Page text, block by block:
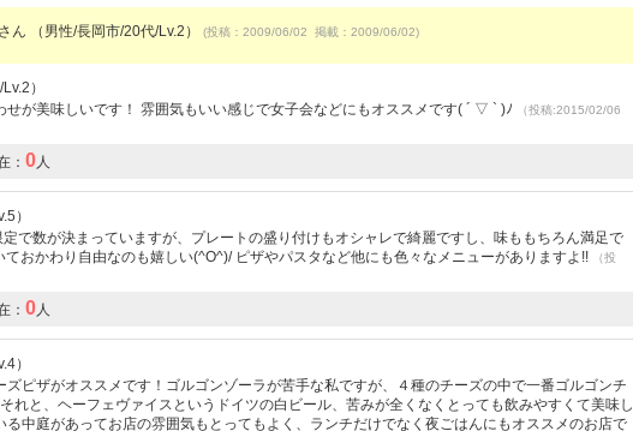
さん （男性/長岡市/20代/Lv.2） (投稿：2009/06/02 掲載：2009/06/02)
）
が美味しいです！ 雰囲気もいい感じで女子会などにもオススメです( ´ ▽ ` )ﾉ
（投稿:2015/02/06
： 0人
）
で数が決まっていますが、プレートの盛り付けもオシャレで綺麗ですし、味ももちろん満足で
おかわり自由なのも嬉しい(^O^)/ ピザやパスタなど他にも色々なメニューがありますよ!!
（投
： 0人
）
ピザがオススメです！ゴルゴンゾーラが苦手な私ですが、４種のチーズの中で一番ゴルゴンチ
れと、ヘーフェヴァイスというドイツの白ビール、苦みが全くなくとっても飲みやすくて美味し
中庭があってお店の雰囲気もとってもよく、ランチだけでなく夜ごはんにもオススメのお店で